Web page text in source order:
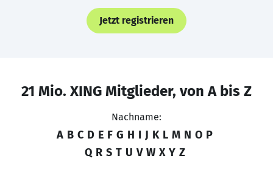
Jetzt registrieren
21 Mio. XING Mitglieder, von A bis Z
Nachname:
A B C D E F G H I J K L M N O P
Q R S T U V W X Y Z